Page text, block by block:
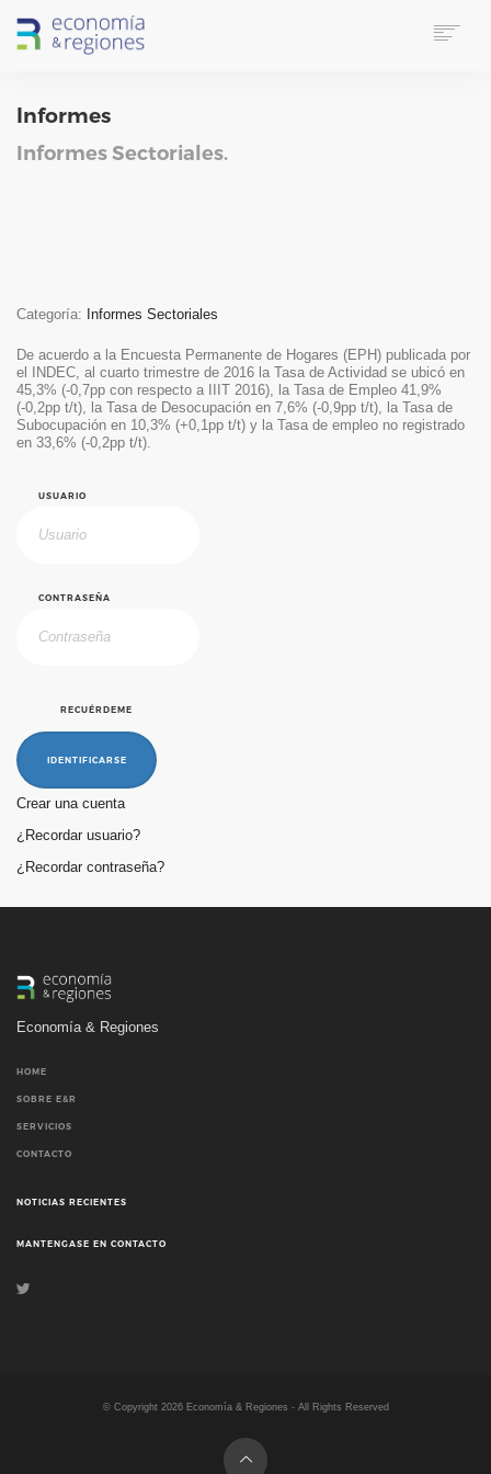
SOBRE E&R
Informes
Informes Sectoriales.
Categoría: Informes Sectoriales
De acuerdo a la Encuesta Permanente de Hogares (EPH) publicada por
el INDEC, al cuarto trimestre de 2016 la Tasa de Actividad se ubicó en
45,3% (-0,7pp con respecto a IIIT 2016), la Tasa de Empleo 41,9%
(-0,2pp t/t), la Tasa de Desocupación en 7,6% (-0,9pp t/t), la Tasa de
Subocupación en 10,3% (+0,1pp t/t) y la Tasa de empleo no registrado
en 33,6% (-0,2pp t/t).
USUARIO
CONTRASEÑA
RECUÉRDEME
IDENTIFICARSE
Crear una cuenta
¿Recordar usuario?
¿Recordar contraseña?
Economía & Regiones
HOME
SOBRE E&R
SERVICIOS
CONTACTO
NOTICIAS RECIENTES
MANTENGASE EN CONTACTO
© Copyright 2026Economía & Regiones - All Rights Reserved